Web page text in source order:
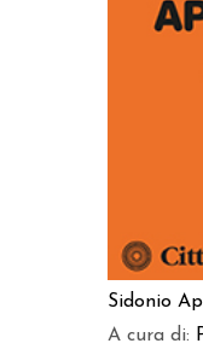
Sidonio
A cura di: